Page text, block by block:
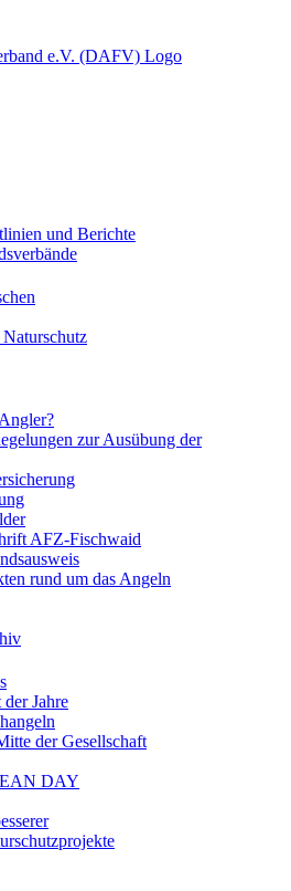
und Berichte
zur Ausübung der
AFZ-Fischwaid
rund um das Angeln
Jahre
der Gesellschaft
DAY